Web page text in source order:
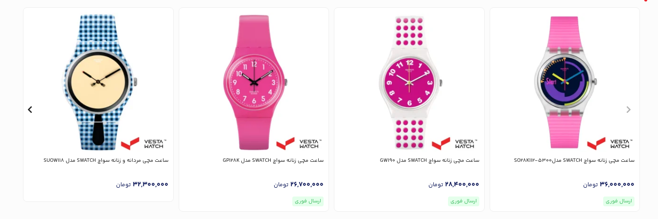
ساعت مچی زنانه سواچ SWATCH مدلSO28K112-5300
36,000,000 تومان
ارسال فوری
ساعت مچی زنانه سواچ SWATCH مدل GW190
28,400,000 تومان
ارسال فوری
ساعت مچی زنانه سواچ SWATCH مدل GP128K
26,700,000 تومان
ارسال فوری
ساعت مچی مردانه و زنانه سواچ SWATCH مدل SUOW118
32,300,000 تومان